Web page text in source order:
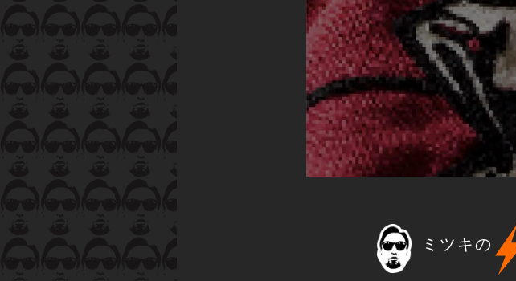
ミツキの